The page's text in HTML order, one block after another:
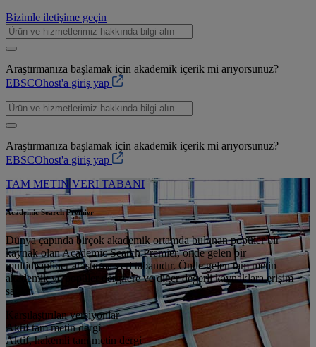
Bizimle iletişime geçin
Araştırmanıza başlamak için akademik içerik mi arıyorsunuz?
EBSCOhost'a giriş yap
Araştırmanıza başlamak için akademik içerik mi arıyorsunuz?
EBSCOhost'a giriş yap
TAM METIN VERI TABANI
Academic Search Premier
Dünya çapında birçok akademik ortamda bulunan popüler bir
kaynak olan Academic Search Premier, önde gelen bir
multidisipliner araştırma veri tabanıdır. Önde gelen tam metin
akademik ve popüler dergilere ve diğer değerli kaynaklara erişim
sağlar.
Karşılaştırılan versiyonlar
Aktif tam metin dergi
Aktif, hakemli tam metin dergi